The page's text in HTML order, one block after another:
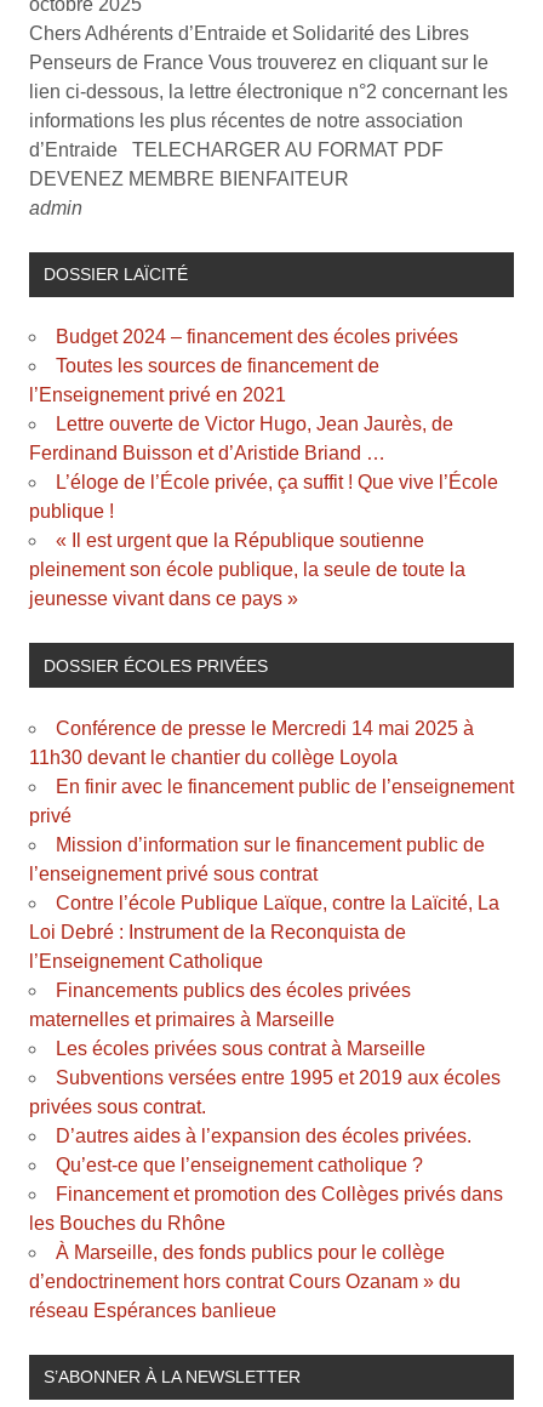
Chers Adhérents d’Entraide et Solidarité des Libres
Penseurs de France Vous trouverez en cliquant sur le
lien ci-dessous, la lettre électronique n°2 concernant les
informations les plus récentes de notre association
d’Entraide TELECHARGER AU FORMAT PDF
DEVENEZ MEMBRE BIENFAITEUR
admin
DOSSIER LAÏCITÉ
Budget 2024 – financement des écoles privées
Toutes les sources de financement de
l’Enseignement privé en 2021
Lettre ouverte de Victor Hugo, Jean Jaurès, de
Ferdinand Buisson et d’Aristide Briand …
L’éloge de l’École privée, ça suffit ! Que vive l’École
publique !
« Il est urgent que la République soutienne
pleinement son école publique, la seule de toute la
jeunesse vivant dans ce pays »
DOSSIER ÉCOLES PRIVÉES
Conférence de presse le Mercredi 14 mai 2025 à
11h30 devant le chantier du collège Loyola
En finir avec le financement public de l’enseignement
privé
Mission d’information sur le financement public de
l’enseignement privé sous contrat
Contre l’école Publique Laïque, contre la Laïcité, La
Loi Debré : Instrument de la Reconquista de
l’Enseignement Catholique
Financements publics des écoles privées
maternelles et primaires à Marseille
Les écoles privées sous contrat à Marseille
Subventions versées entre 1995 et 2019 aux écoles
privées sous contrat.
D’autres aides à l’expansion des écoles privées.
Qu’est-ce que l’enseignement catholique ?
Financement et promotion des Collèges privés dans
les Bouches du Rhône
À Marseille, des fonds publics pour le collège
d’endoctrinement hors contrat Cours Ozanam » du
réseau Espérances banlieue
S’ABONNER À LA NEWSLETTER